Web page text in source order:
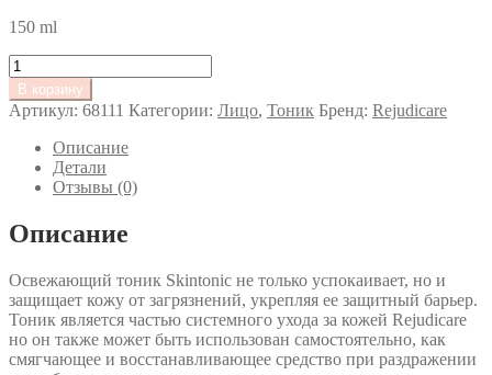
150 ml
Количество
товара
Освежающий
тоник
чувствительной
кожи
RejudiCare
Skintonic
В корзину
Артикул: 68111 Категории: Лицо, Тоник Бренд: Rejudicare
Описание
Детали
Отзывы (0)
Описание
Освежающий тоник Skintonic не только успокаивает, но и
защищает кожу от загрязнений, укрепляя ее защитный барьер.
Тоник является частью системного ухода за кожей Rejudicare
но он также может быть использован самостоятельно, как
смягчающее и восстанавливающее средство при раздражении